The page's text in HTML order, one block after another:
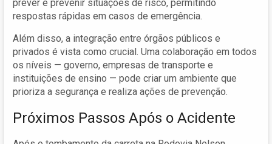
prever e prevenir situações de risco, permitindo
respostas rápidas em casos de emergência.
Além disso, a integração entre órgãos públicos e
privados é vista como crucial. Uma colaboração em todos
os níveis — governo, empresas de transporte e
instituições de ensino — pode criar um ambiente que
prioriza a segurança e realiza ações de prevenção.
Próximos Passos Após o Acidente